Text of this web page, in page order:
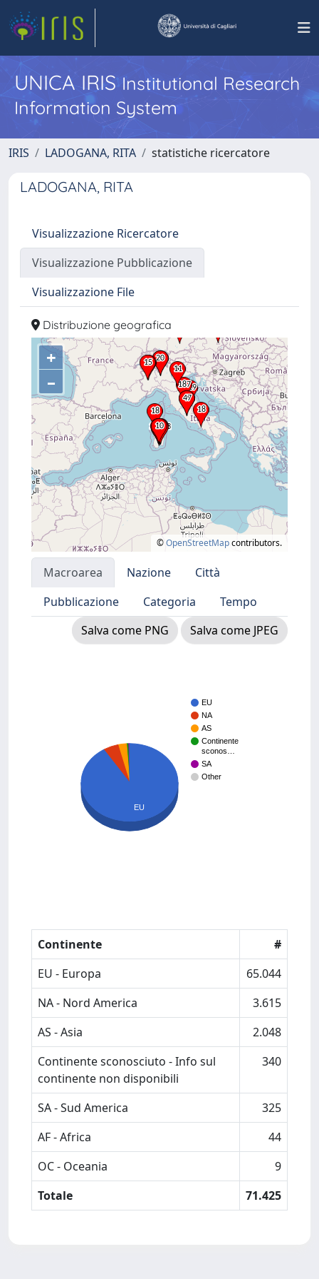
UNICA IRISInstitutional Research
Information System
IRIS LADOGANA, RITA statistiche ricercatore
LADOGANA, RITA
Visualizzazione Ricercatore
Visualizzazione Pubblicazione
Visualizzazione File
Distribuzione geografica
+
–
©OpenStreetMapcontributors.
Macroarea Nazione
Città
Pubblicazione
Categoria
Tempo
Salva come PNG
Salva come JPEG
EU
NA
AS
Continente
sconos…
SA
Other
EU
Continente
#
EU - Europa
65.044
NA - Nord America
3.615
AS - Asia
2.048
Continente sconosciuto - Info sul
continente non disponibili
340
SA - Sud America
325
AF - Africa
44
OC - Oceania
9
Totale
71.425